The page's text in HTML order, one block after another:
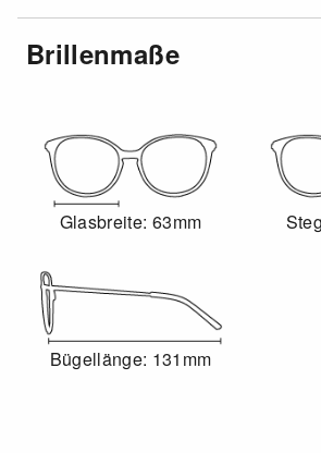
Brillenmaße
Glasbreite: 63mm
Bügellänge: 131mm